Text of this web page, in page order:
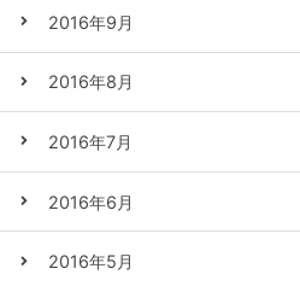
2016年9月
2016年8月
2016年7月
2016年6月
2016年5月